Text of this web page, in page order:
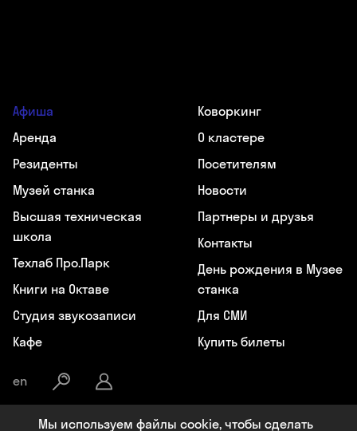
Афиша
Аренда
Резиденты
Музей станка
Высшая техническая
школа
Техлаб Про.Парк
Книги на Октаве
Студия звукозаписи
Кафе
Коворкинг
О кластере
Посетителям
Новости
Партнеры и друзья
Контакты
День рождения в Музее
станка
Для СМИ
Купить билеты
en
Мы используем файлы cookie, чтобы сделать